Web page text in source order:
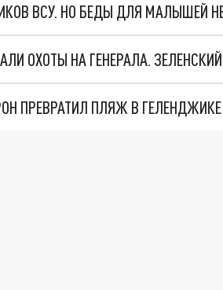
ВСУ. НО БЕДЫ ДЛЯ МАЛЫШЕЙ
ПРЕВРАТИЛ ПЛЯЖ В